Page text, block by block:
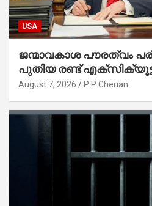
USA
ജന്മാവകാശ പൗരത്വം
പുതിയ രണ്ട്
ട്രംപ് ഒപ്പുവെച്ചു
August 7, 2026 P P Cherian